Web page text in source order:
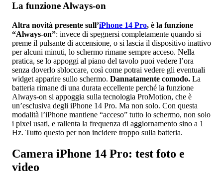
La funzione Always-on
Altra novità presente sull’iPhone 14 Pro, è la funzione
“Always-on”: invece di spegnersi completamente quando si
preme il pulsante di accensione, o si lascia il dispositivo inattivo
per alcuni minuti, lo schermo rimane sempre acceso. Nella
pratica, se lo appoggi al piano del tavolo puoi vedere l’ora
senza doverlo sbloccare, così come potrai vedere gli eventuali
widget apparire sullo schermo. Dannatamente comodo. La
batteria rimane di una durata eccellente perché la funzione
Always-on si appoggia sulla tecnologia ProMotion, che è
un’esclusiva degli iPhone 14 Pro. Ma non solo. Con questa
modalità l’iPhone mantiene “acceso” tutto lo schermo, non solo
i pixel usati, e rallenta la frequenza di aggiornamento sino a 1
Hz. Tutto questo per non incidere troppo sulla batteria.
Camera iPhone 14 Pro: test foto e
video